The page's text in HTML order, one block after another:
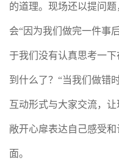
的道理。现场还以提问
会“因为我们做完一件事
于我们没有认真思考一
到什么了？“当我们做错
互动形式与大家交流，
敞开心扉表达自己感受
面。